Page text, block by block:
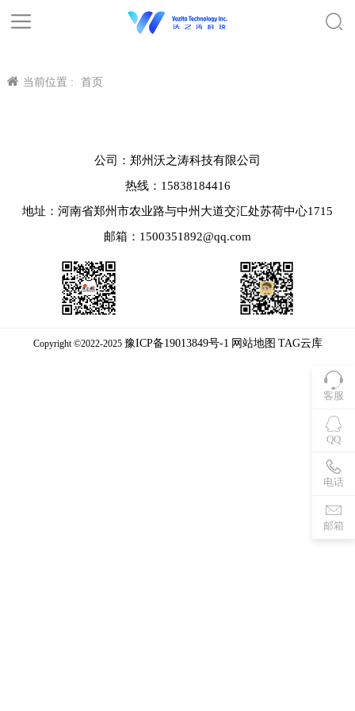
当前位置 : 首页
客服
QQ
电话
邮箱
公司：郑州沃之涛科技有限公司
热线：15838184416
地址：河南省郑州市农业路与中州大道交汇处苏荷中心1715
邮箱：1500351892@qq.com
Copyright ©2022-2025 豫ICP备19013849号-1 网站地图 TAG云库